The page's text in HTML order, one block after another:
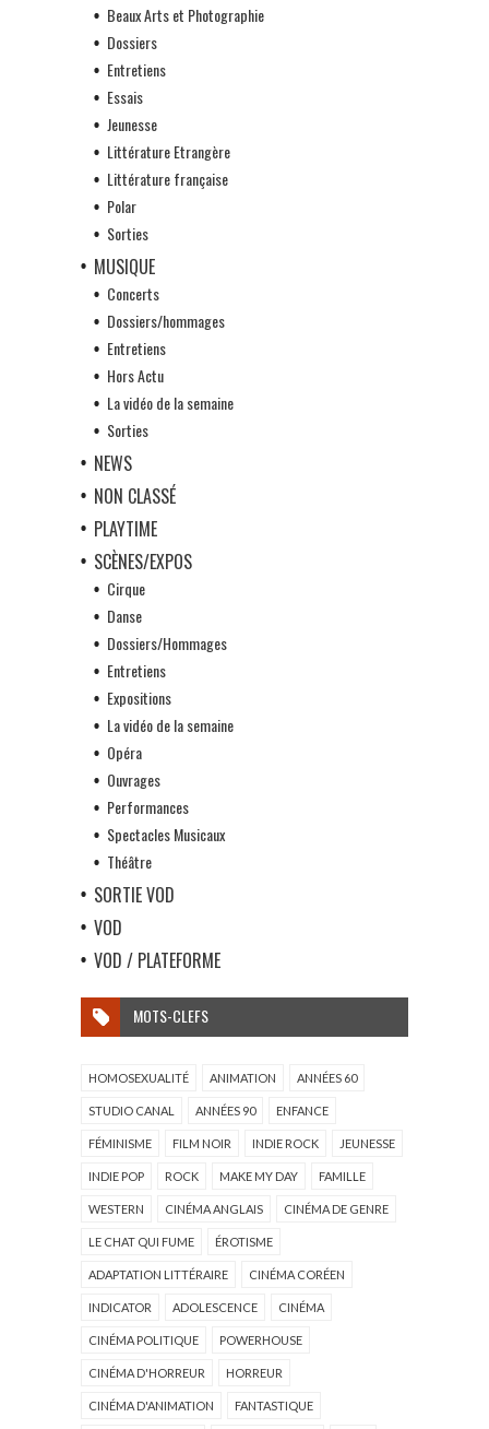
Beaux Arts et Photographie
Dossiers
Entretiens
Essais
Jeunesse
Littérature Etrangère
Littérature française
Polar
Sorties
MUSIQUE
Concerts
Dossiers/hommages
Entretiens
Hors Actu
La vidéo de la semaine
Sorties
NEWS
NON CLASSÉ
PLAYTIME
SCÈNES/EXPOS
Cirque
Danse
Dossiers/Hommages
Entretiens
Expositions
La vidéo de la semaine
Opéra
Ouvrages
Performances
Spectacles Musicaux
Théâtre
SORTIE VOD
VOD
VOD / PLATEFORME
MOTS-CLEFS
HOMOSEXUALITÉ ANIMATION ANNÉES 60
STUDIO CANAL ANNÉES 90 ENFANCE
FÉMINISME FILM NOIR INDIE ROCK JEUNESSE
INDIE POP ROCK MAKE MY DAY FAMILLE
WESTERN CINÉMA ANGLAIS CINÉMA DE GENRE
LE CHAT QUI FUME ÉROTISME
ADAPTATION LITTÉRAIRE CINÉMA CORÉEN
INDICATOR ADOLESCENCE CINÉMA
CINÉMA POLITIQUE POWERHOUSE
CINÉMA D'HORREUR HORREUR
CINÉMA D'ANIMATION FANTASTIQUE